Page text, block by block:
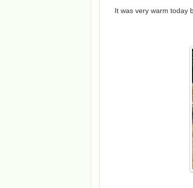
It was very warm today